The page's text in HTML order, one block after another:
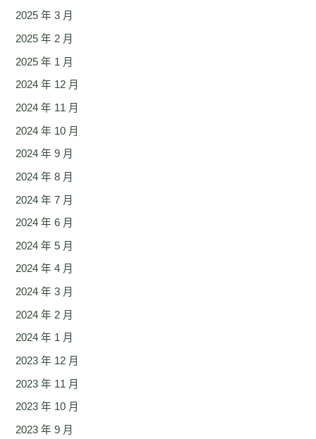
2025 年 3 月
2025 年 2 月
2025 年 1 月
2024 年 12 月
2024 年 11 月
2024 年 10 月
2024 年 9 月
2024 年 8 月
2024 年 7 月
2024 年 6 月
2024 年 5 月
2024 年 4 月
2024 年 3 月
2024 年 2 月
2024 年 1 月
2023 年 12 月
2023 年 11 月
2023 年 10 月
2023 年 9 月